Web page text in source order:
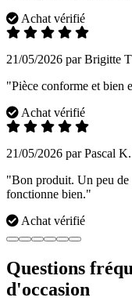
Achat vérifié
21/05/2026 par Brigitte
"Pièce conforme et bien
Achat vérifié
21/05/2026 par Pascal K.
"Bon produit. Un peu de
fonctionne bien."
Achat vérifié
Questions
d'occasion